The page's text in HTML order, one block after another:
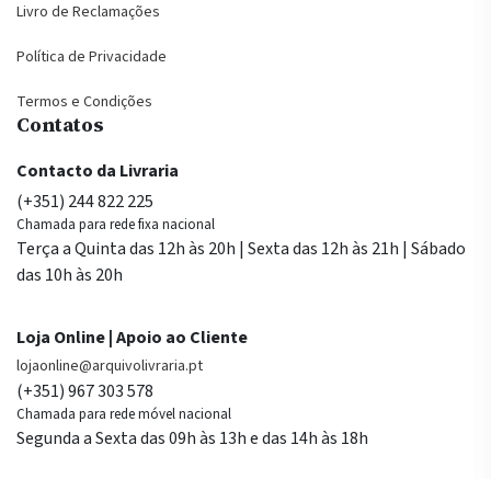
Livro de Reclamações
Política de Privacidade
Termos e Condições
Contatos
Contacto da Livraria
(+351) 244 822 225
Chamada para rede fixa nacional
Terça a Quinta das 12h às 20h | Sexta das 12h às 21h | Sábado
das 10h às 20h
Loja Online | Apoio ao Cliente
lojaonline@arquivolivraria.pt
(+351) 967 303 578
Chamada para rede móvel nacional
Segunda a Sexta das 09h às 13h e das 14h às 18h